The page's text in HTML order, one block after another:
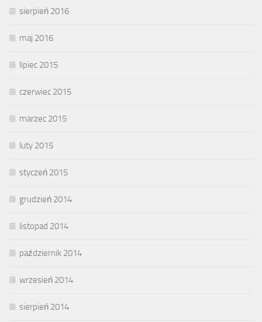
sierpień 2016
maj 2016
lipiec 2015
czerwiec 2015
marzec 2015
luty 2015
styczeń 2015
grudzień 2014
listopad 2014
październik 2014
wrzesień 2014
sierpień 2014